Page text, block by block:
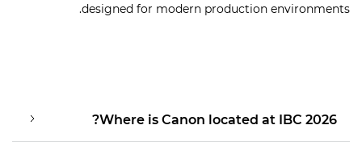
designed for modern production environments.
Where is Canon located at IBC 2026?